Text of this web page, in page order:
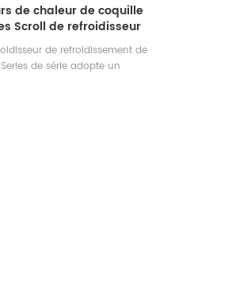
de chaleur de coquille
Scroll de refroidisseur
refroidi à airde refroidissement de
de série adopte un